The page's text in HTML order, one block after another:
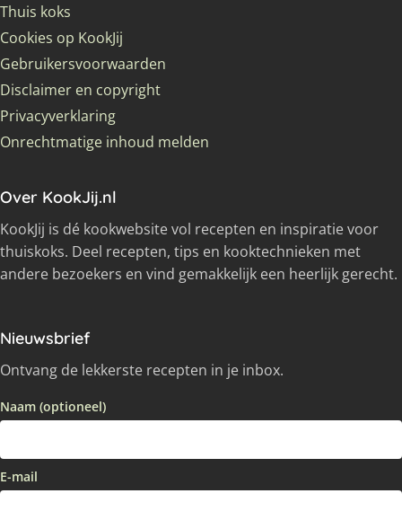
Thuis koks
Cookies op KookJij
Gebruikersvoorwaarden
Disclaimer en copyright
Privacyverklaring
Onrechtmatige inhoud melden
Over KookJij.nl
KookJij is dé kookwebsite vol recepten en inspiratie voor
thuiskoks. Deel recepten, tips en kooktechnieken met
andere bezoekers en vind gemakkelijk een heerlijk gerecht.
Nieuwsbrief
Ontvang de lekkerste recepten in je inbox.
Naam (optioneel)
E-mail